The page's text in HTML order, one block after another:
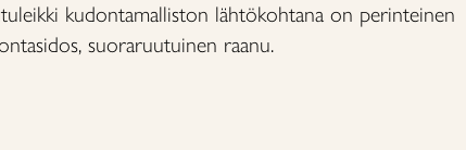
kudontamalliston lähtökohtana on perinteinen
suoraruutuinen raanu.